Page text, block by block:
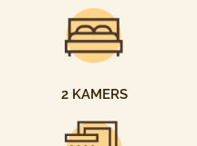
2 KAMERS